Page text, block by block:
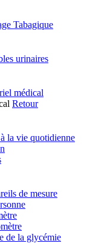
Tabagique
urinaires
médical
Retour
la vie quotidienne
de mesure
de la glycémie